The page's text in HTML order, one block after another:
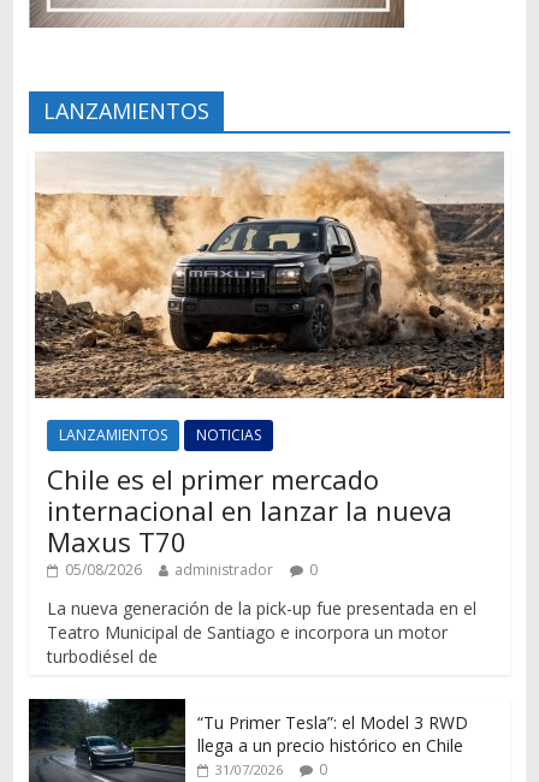
LANZAMIENTOS
LANZAMIENTOS NOTICIAS
Chile es el primer mercado
internacional en lanzar la nueva
Maxus T70
05/08/2026 administrador 0
La nueva generación de la pick-up fue presentada en el
Teatro Municipal de Santiago e incorpora un motor
turbodiésel de
“Tu Primer Tesla”: el Model 3 RWD
llega a un precio histórico en Chile
31/07/2026 0